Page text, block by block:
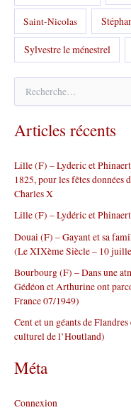
Saint-Nicolas
Sylvestre le ménestrel
h
e
c
h
e
r
:
Articles récents
Lille (F) – Lyderic et
1825, pour les fêtes données
Charles X
Lille (F) – Lydéric et
Douai (F) – Gayant et sa
(Le XIXème Siècle – 10
Bourbourg (F) – Dans une
Gédéon et Arthurine ont
France 07/1949)
Cent et un géants de
culturel de l’Houtland)
Méta
Connexion